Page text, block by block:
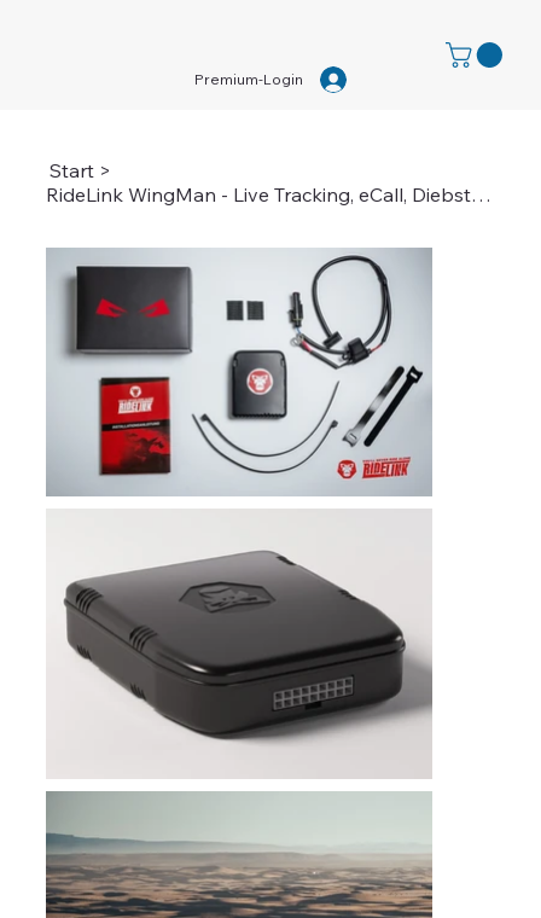
Premium-Login
Start >
RideLink WingMan - Live Tracking, eCall, Diebstahlschutz, Fahranalyse